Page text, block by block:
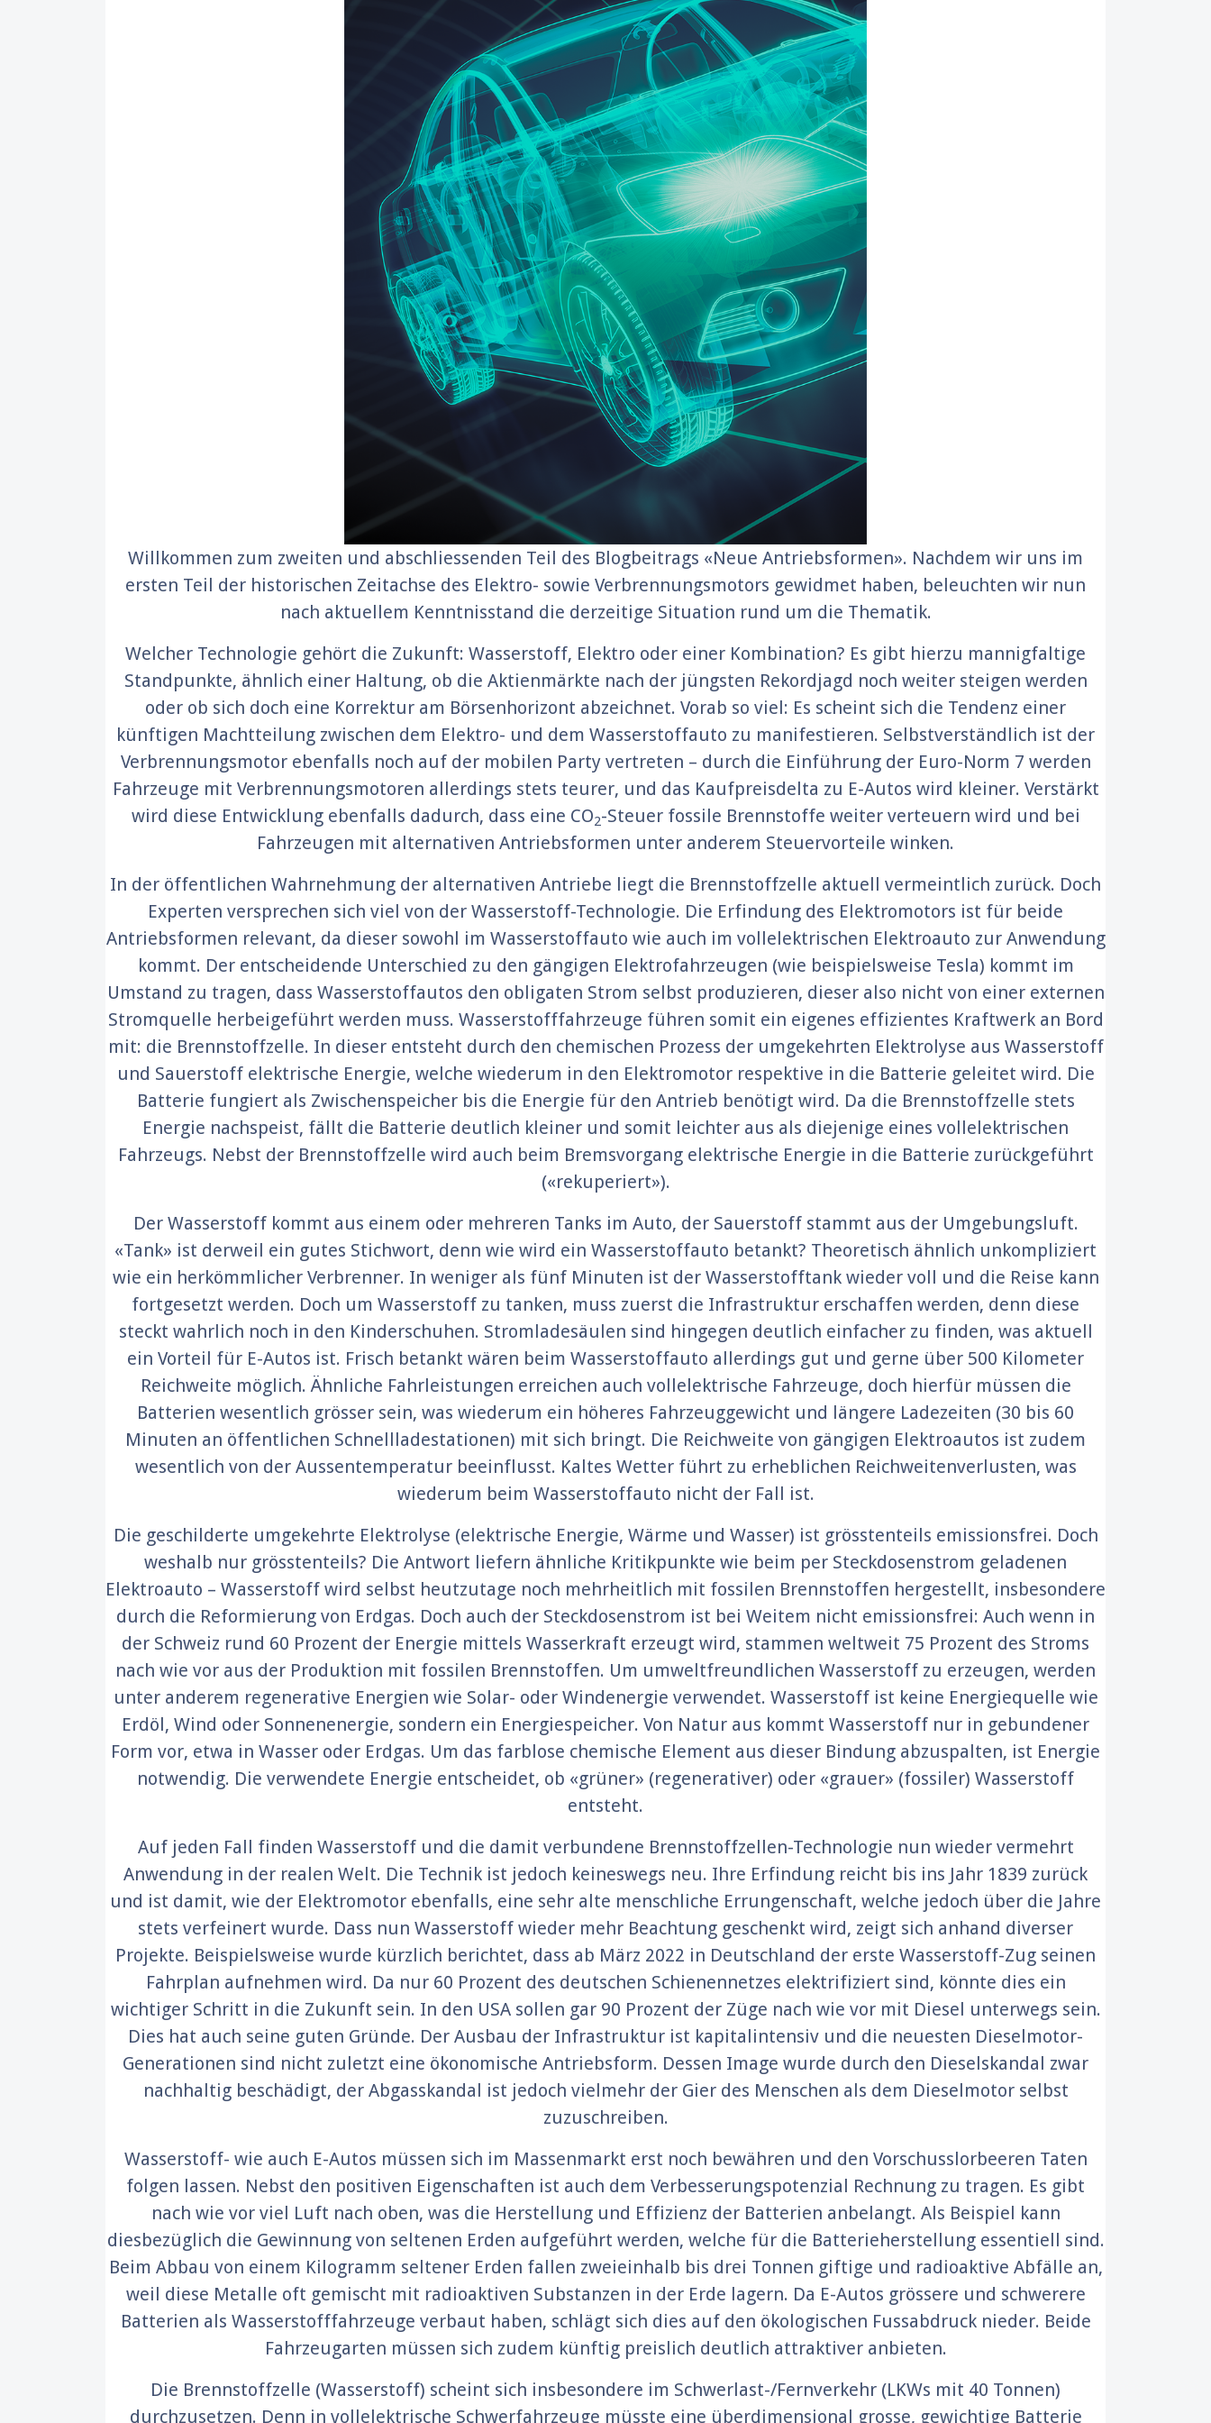
Willkommen zum zweiten und abschliessenden Teil des Blogbeitrags «Neue Antriebsformen». Nachdem wir uns im
ersten Teil der historischen Zeitachse des Elektro- sowie Verbrennungsmotors gewidmet haben, beleuchten wir nun
nach aktuellem Kenntnisstand die derzeitige Situation rund um die Thematik.
Welcher Technologie gehört die Zukunft: Wasserstoff, Elektro oder einer Kombination? Es gibt hierzu mannigfaltige
Standpunkte, ähnlich einer Haltung, ob die Aktienmärkte nach der jüngsten Rekordjagd noch weiter steigen werden
oder ob sich doch eine Korrektur am Börsenhorizont abzeichnet. Vorab so viel: Es scheint sich die Tendenz einer
künftigen Machtteilung zwischen dem Elektro- und dem Wasserstoffauto zu manifestieren. Selbstverständlich ist der
Verbrennungsmotor ebenfalls noch auf der mobilen Party vertreten – durch die Einführung der Euro-Norm 7 werden
Fahrzeuge mit Verbrennungsmotoren allerdings stets teurer, und das Kaufpreisdelta zu E-Autos wird kleiner. Verstärkt
wird diese Entwicklung ebenfalls dadurch, dass eine CO2-Steuer fossile Brennstoffe weiter verteuern wird und bei
Fahrzeugen mit alternativen Antriebsformen unter anderem Steuervorteile winken.
In der öffentlichen Wahrnehmung der alternativen Antriebe liegt die Brennstoffzelle aktuell vermeintlich zurück. Doch
Experten versprechen sich viel von der Wasserstoff-Technologie. Die Erfindung des Elektromotors ist für beide
Antriebsformen relevant, da dieser sowohl im Wasserstoffauto wie auch im vollelektrischen Elektroauto zur Anwendung
kommt. Der entscheidende Unterschied zu den gängigen Elektrofahrzeugen (wie beispielsweise Tesla) kommt im
Umstand zu tragen, dass Wasserstoffautos den obligaten Strom selbst produzieren, dieser also nicht von einer externen
Stromquelle herbeigeführt werden muss. Wasserstofffahrzeuge führen somit ein eigenes effizientes Kraftwerk an Bord
mit: die Brennstoffzelle. In dieser entsteht durch den chemischen Prozess der umgekehrten Elektrolyse aus Wasserstoff
und Sauerstoff elektrische Energie, welche wiederum in den Elektromotor respektive in die Batterie geleitet wird. Die
Batterie fungiert als Zwischenspeicher bis die Energie für den Antrieb benötigt wird. Da die Brennstoffzelle stets
Energie nachspeist, fällt die Batterie deutlich kleiner und somit leichter aus als diejenige eines vollelektrischen
Fahrzeugs. Nebst der Brennstoffzelle wird auch beim Bremsvorgang elektrische Energie in die Batterie zurückgeführt
(«rekuperiert»).
Der Wasserstoff kommt aus einem oder mehreren Tanks im Auto, der Sauerstoff stammt aus der Umgebungsluft.
«Tank» ist derweil ein gutes Stichwort, denn wie wird ein Wasserstoffauto betankt? Theoretisch ähnlich unkompliziert
wie ein herkömmlicher Verbrenner. In weniger als fünf Minuten ist der Wasserstofftank wieder voll und die Reise kann
fortgesetzt werden. Doch um Wasserstoff zu tanken, muss zuerst die Infrastruktur erschaffen werden, denn diese
steckt wahrlich noch in den Kinderschuhen. Stromladesäulen sind hingegen deutlich einfacher zu finden, was aktuell
ein Vorteil für E-Autos ist. Frisch betankt wären beim Wasserstoffauto allerdings gut und gerne über 500 Kilometer
Reichweite möglich. Ähnliche Fahrleistungen erreichen auch vollelektrische Fahrzeuge, doch hierfür müssen die
Batterien wesentlich grösser sein, was wiederum ein höheres Fahrzeuggewicht und längere Ladezeiten (30 bis 60
Minuten an öffentlichen Schnellladestationen) mit sich bringt. Die Reichweite von gängigen Elektroautos ist zudem
wesentlich von der Aussentemperatur beeinflusst. Kaltes Wetter führt zu erheblichen Reichweitenverlusten, was
wiederum beim Wasserstoffauto nicht der Fall ist.
Die geschilderte umgekehrte Elektrolyse (elektrische Energie, Wärme und Wasser) ist grösstenteils emissionsfrei. Doch
weshalb nur grösstenteils? Die Antwort liefern ähnliche Kritikpunkte wie beim per Steckdosenstrom geladenen
Elektroauto – Wasserstoff wird selbst heutzutage noch mehrheitlich mit fossilen Brennstoffen hergestellt, insbesondere
durch die Reformierung von Erdgas. Doch auch der Steckdosenstrom ist bei Weitem nicht emissionsfrei: Auch wenn in
der Schweiz rund 60 Prozent der Energie mittels Wasserkraft erzeugt wird, stammen weltweit 75 Prozent des Stroms
nach wie vor aus der Produktion mit fossilen Brennstoffen. Um umweltfreundlichen Wasserstoff zu erzeugen, werden
unter anderem regenerative Energien wie Solar- oder Windenergie verwendet. Wasserstoff ist keine Energiequelle wie
Erdöl, Wind oder Sonnenenergie, sondern ein Energiespeicher. Von Natur aus kommt Wasserstoff nur in gebundener
Form vor, etwa in Wasser oder Erdgas. Um das farblose chemische Element aus dieser Bindung abzuspalten, ist Energie
notwendig. Die verwendete Energie entscheidet, ob «grüner» (regenerativer) oder «grauer» (fossiler) Wasserstoff
entsteht.
Auf jeden Fall finden Wasserstoff und die damit verbundene Brennstoffzellen-Technologie nun wieder vermehrt
Anwendung in der realen Welt. Die Technik ist jedoch keineswegs neu. Ihre Erfindung reicht bis ins Jahr 1839 zurück
und ist damit, wie der Elektromotor ebenfalls, eine sehr alte menschliche Errungenschaft, welche jedoch über die Jahre
stets verfeinert wurde. Dass nun Wasserstoff wieder mehr Beachtung geschenkt wird, zeigt sich anhand diverser
Projekte. Beispielsweise wurde kürzlich berichtet, dass ab März 2022 in Deutschland der erste Wasserstoff-Zug seinen
Fahrplan aufnehmen wird. Da nur 60 Prozent des deutschen Schienennetzes elektrifiziert sind, könnte dies ein
wichtiger Schritt in die Zukunft sein. In den USA sollen gar 90 Prozent der Züge nach wie vor mit Diesel unterwegs sein.
Dies hat auch seine guten Gründe. Der Ausbau der Infrastruktur ist kapitalintensiv und die neuesten Dieselmotor-
Generationen sind nicht zuletzt eine ökonomische Antriebsform. Dessen Image wurde durch den Dieselskandal zwar
nachhaltig beschädigt, der Abgasskandal ist jedoch vielmehr der Gier des Menschen als dem Dieselmotor selbst
zuzuschreiben.
Wasserstoff- wie auch E-Autos müssen sich im Massenmarkt erst noch bewähren und den Vorschusslorbeeren Taten
folgen lassen. Nebst den positiven Eigenschaften ist auch dem Verbesserungspotenzial Rechnung zu tragen. Es gibt
nach wie vor viel Luft nach oben, was die Herstellung und Effizienz der Batterien anbelangt. Als Beispiel kann
diesbezüglich die Gewinnung von seltenen Erden aufgeführt werden, welche für die Batterieherstellung essentiell sind.
Beim Abbau von einem Kilogramm seltener Erden fallen zweieinhalb bis drei Tonnen giftige und radioaktive Abfälle an,
weil diese Metalle oft gemischt mit radioaktiven Substanzen in der Erde lagern. Da E-Autos grössere und schwerere
Batterien als Wasserstofffahrzeuge verbaut haben, schlägt sich dies auf den ökologischen Fussabdruck nieder. Beide
Fahrzeugarten müssen sich zudem künftig preislich deutlich attraktiver anbieten.
Die Brennstoffzelle (Wasserstoff) scheint sich insbesondere im Schwerlast-/Fernverkehr (LKWs mit 40 Tonnen)
durchzusetzen. Denn in vollelektrische Schwerfahrzeuge müsste eine überdimensional grosse, gewichtige Batterie